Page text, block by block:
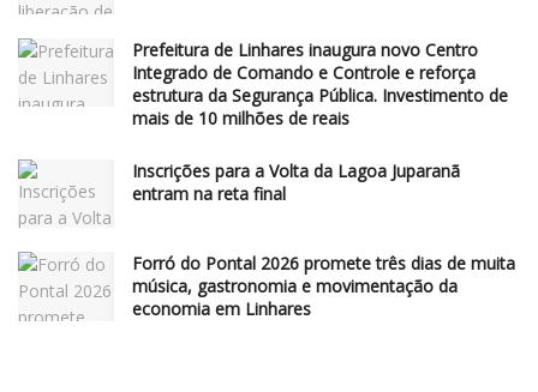
Prefeitura de Linhares inaugura novo Centro
Integrado de Comando e Controle e reforça
estrutura da Segurança Pública. Investimento de
mais de 10 milhões de reais
Inscrições para a Volta da Lagoa Juparanã
entram na reta final
Forró do Pontal 2026 promete três dias de muita
música, gastronomia e movimentação da
economia em Linhares